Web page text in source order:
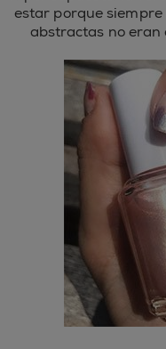
estar porque
abstractas no eran